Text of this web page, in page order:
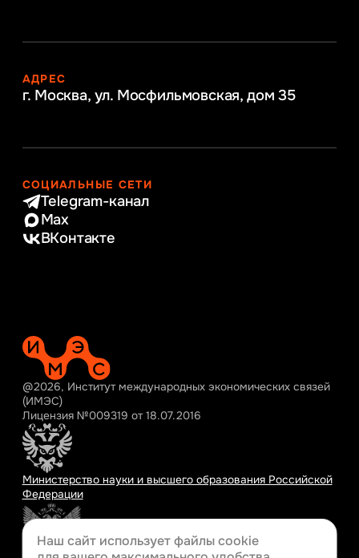
АДРЕС
г. Москва, ул. Мосфильмовская, дом 35
СОЦИАЛЬНЫЕ СЕТИ
Telegram-канал
Max
ВКонтакте
@2026, Институт международных экономических связей
(ИМЭС)
Лицензия №009319 от 18.07.2016
Министерство науки и высшего образования Российской
Федерации
Наш сайт использует файлы cookie